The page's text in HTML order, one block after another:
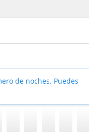
de noches. Puedes